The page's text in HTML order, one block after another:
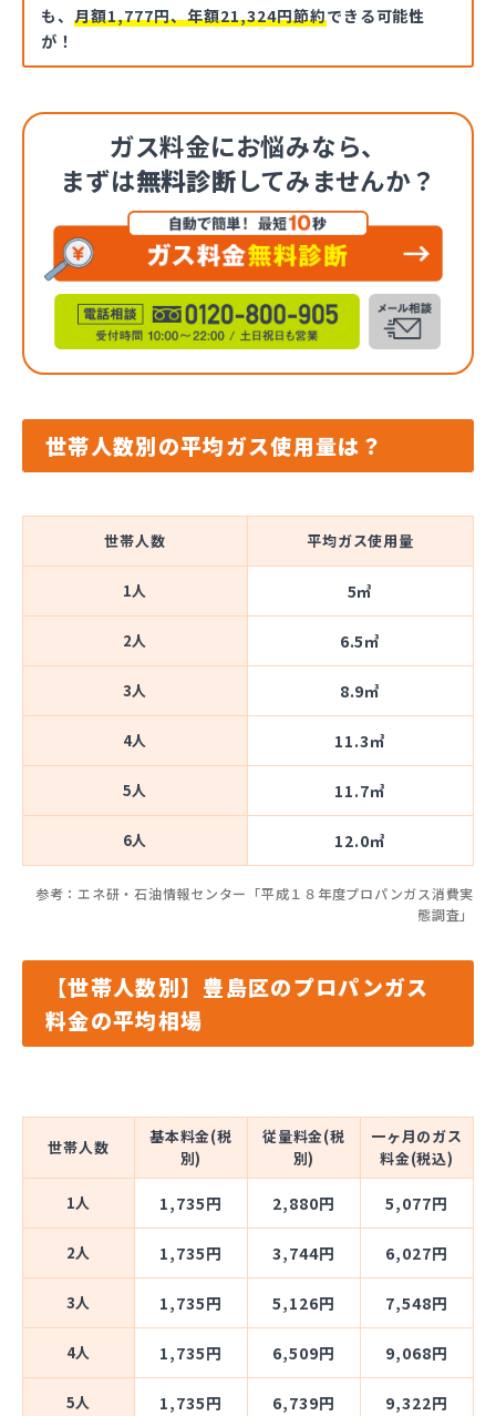
も、 月額1,777円、年額21,324円節約できる可能性
が！
ガス料金にお悩みなら、
まずは無料診断してみませんか？
世帯人数別の平均ガス使用量は？
世帯人数 平均ガス使用量
1人 5㎥
2人 6.5㎥
3人 8.9㎥
4人 11.3㎥
5人 11.7㎥
6人 12.0㎥
参考：エネ研・石油情報センター「平成１８年度プロパンガス消費実
態調査」
【世帯人数別】豊島区のプロパンガス
料金の平均相場
世帯人数
基本料金(税
別)
従量料金(税
別)
一ヶ月のガス
料金(税込)
1人 1,735円 2,880円 5,077円
2人 1,735円 3,744円 6,027円
3人 1,735円 5,126円 7,548円
4人 1,735円 6,509円 9,068円
5人 1,735円 6,739円 9,322円